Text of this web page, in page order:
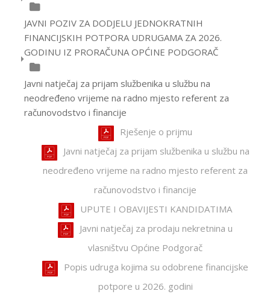
JAVNI POZIV ZA DODJELU JEDNOKRATNIH
FINANCIJSKIH POTPORA UDRUGAMA ZA 2026.
GODINU IZ PRORAČUNA OPĆINE PODGORAČ
Javni natječaj za prijam službenika u službu na
neodređeno vrijeme na radno mjesto referent za
računovodstvo i financije
Rješenje o prijmu
Javni natječaj za prijam službenika u službu na
neodređeno vrijeme na radno mjesto referent za
računovodstvo i financije
UPUTE I OBAVIJESTI KANDIDATIMA
Javni natječaj za prodaju nekretnina u
vlasništvu Općine Podgorač
Popis udruga kojima su odobrene financijske
potpore u 2026. godini